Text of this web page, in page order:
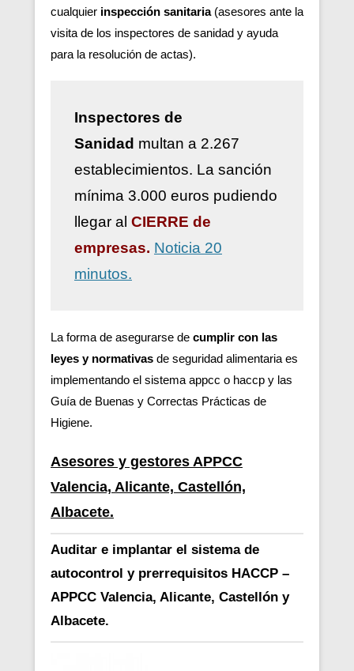
cualquier inspección sanitaria (asesores ante la
visita de los inspectores de sanidad y ayuda
para la resolución de actas).
Inspectores de
Sanidad multan a 2.267
establecimientos. La sanción
mínima 3.000 euros pudiendo
llegar al CIERRE de
empresas. Noticia 20
minutos.
La forma de asegurarse de cumplir con las
leyes y normativas de seguridad alimentaria es
implementando el sistema appcc o haccp y las
Guía de Buenas y Correctas Prácticas de
Higiene.
Asesores y gestores APPCC
Valencia, Alicante, Castellón,
Albacete.
Auditar e implantar el sistema de
autocontrol y prerrequisitos HACCP –
APPCC Valencia, Alicante, Castellón y
Albacete.